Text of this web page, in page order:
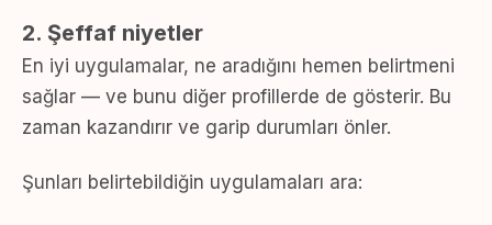
2. Şeffaf niyetler
En iyi uygulamalar, ne aradığını hemen belirtmeni
sağlar — ve bunu diğer profillerde de gösterir. Bu
zaman kazandırır ve garip durumları önler.
Şunları belirtebildiğin uygulamaları ara: